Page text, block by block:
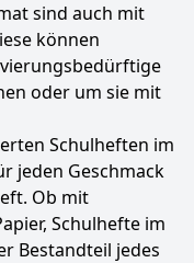
sind auch mit
können
oder um sie mit
Schulheften im
jeden Geschmack
Ob mit
Schulhefte im
Bestandteil jedes